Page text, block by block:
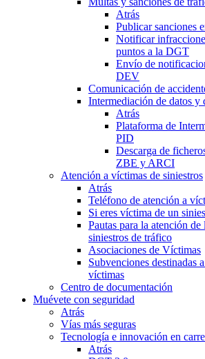
Atrás
Publicar sanciones
Notificar
puntos a la DGT
Envío de
DEV
Comunicación de
Intermediación de datos y
Atrás
Plataforma de
PID
Descarga de
ZBE y ARCI
Atención a víctimas de siniestros
Atrás
Teléfono de atención a
Si eres víctima de un
Pautas para la atención
siniestros de tráfico
Asociaciones de Víctimas
Subvenciones destinadas
víctimas
Centro de documentación
Muévete con seguridad
Atrás
Vías más seguras
Tecnología e innovación en
Atrás